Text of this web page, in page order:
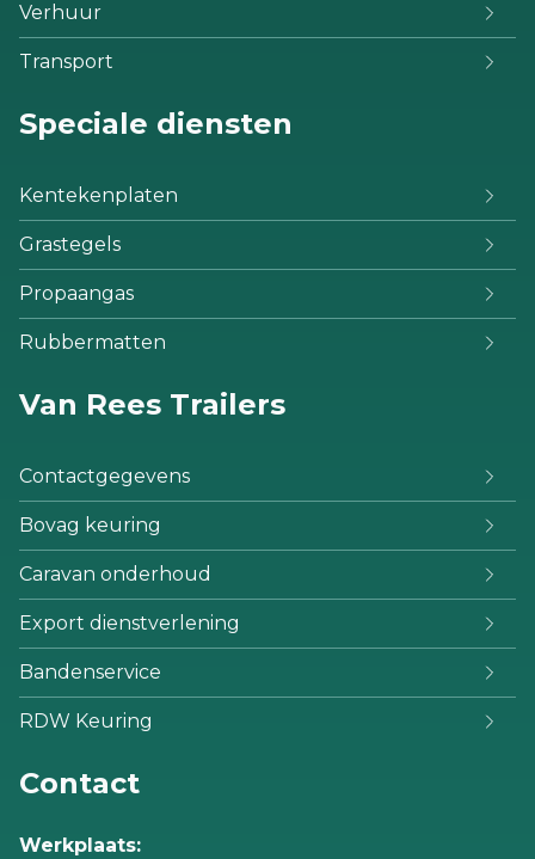
Verhuur
Transport
Speciale diensten
Kentekenplaten
Grastegels
Propaangas
Rubbermatten
Van Rees Trailers
Contactgegevens
Bovag keuring
Caravan onderhoud
Export dienstverlening
Bandenservice
RDW Keuring
Contact
Werkplaats: